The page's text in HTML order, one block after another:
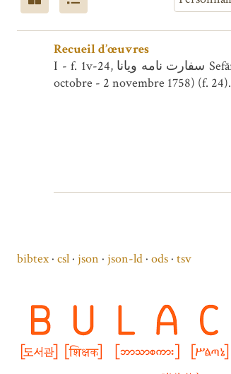
Recueil d’œuvres
I - f. 1v-24, سفارت نامه ویانا Sefāret Nāme-yi Viyānā. Relation de son ambassade en Autriche en 1171 (1757), achevée de rédiger en صفر [Safer] 1172 (4
octobre - 2 novembre 1758) (f. 24).
bibtex csl json json-ld ods tsv